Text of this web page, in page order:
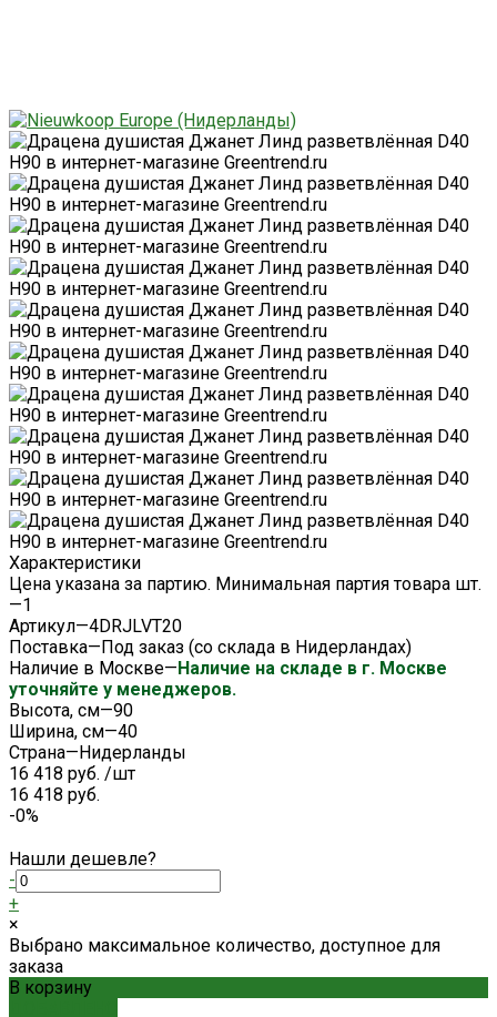
Характеристики
Цена указана за партию. Минимальная партия товара шт.
—1
Артикул—4DRJLVT20
Поставка—Под заказ (со склада в Нидерландах)
Наличие в Москве—Наличие на складе в г. Москве
уточняйте у менеджеров.
Высота, см—90
Ширина, см—40
Страна—Нидерланды
16 418 руб. /шт
16 418 руб.
-0%
Нашли дешевле?
-
+
×
Выбрано максимальное количество, доступное для
заказа
В корзину